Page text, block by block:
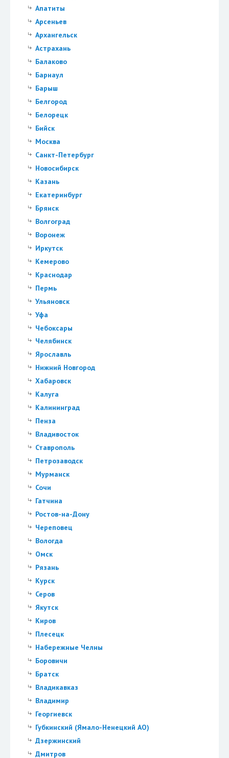
Апатиты
Арсеньев
Архангельск
Астрахань
Балаково
Барнаул
Барыш
Белгород
Белорецк
Бийск
Москва
Санкт-Петербург
Новосибирск
Казань
Екатеринбург
Брянск
Волгоград
Воронеж
Иркутск
Кемерово
Краснодар
Пермь
Ульяновск
Уфа
Чебоксары
Челябинск
Ярославль
Нижний Новгород
Хабаровск
Калуга
Калининград
Пенза
Владивосток
Ставрополь
Петрозаводск
Мурманск
Сочи
Гатчина
Ростов-на-Дону
Череповец
Вологда
Омск
Рязань
Курск
Серов
Якутск
Киров
Плесецк
Набережные Челны
Боровичи
Братск
Владикавказ
Владимир
Георгиевск
Губкинский (Ямало-Ненецкий АО)
Дзержинский
Дмитров